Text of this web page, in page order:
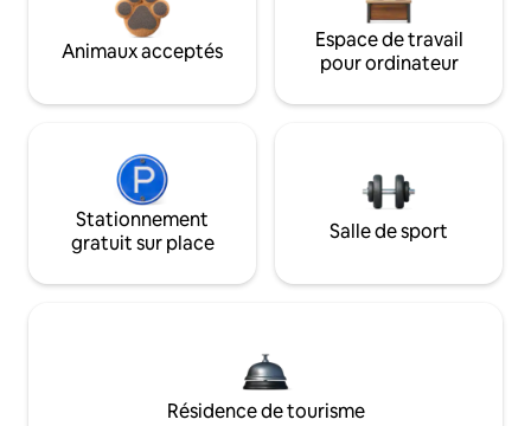
Animaux acceptés
Espace de travail
pour ordinateur
Stationnement
gratuit sur place
Salle de sport
Résidence de tourisme